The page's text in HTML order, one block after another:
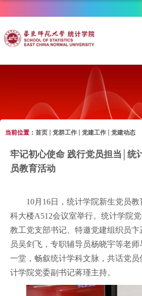
党群工作
当前位置： 首页 党群工作 党建工作 党建动态
牢记初心使命 践行党员担当│统
员教育活动
10月16日，统计学院新生党员
科大楼A512会议室举行。统计学院
教工党支部书记、特邀党建组织员
员吴剑飞，专职辅导员杨晓宇等老
一堂，畅叙统计学科文脉，共话党
计学院党委副书记蒋瑾主持。